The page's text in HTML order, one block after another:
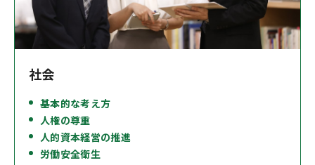
社会
基本的な考え方
人権の尊重
人的資本経営の推進
労働安全衛生